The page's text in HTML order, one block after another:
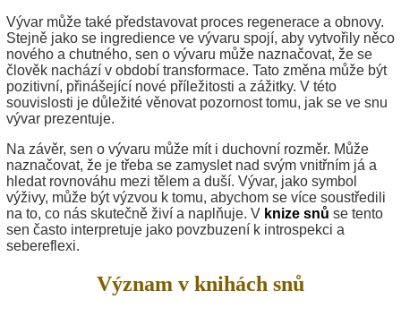
Vývar může také představovat proces regenerace a obnovy.
Stejně jako se ingredience ve vývaru spojí, aby vytvořily něco
nového a chutného, sen o vývaru může naznačovat, že se
člověk nachází v období transformace. Tato změna může být
pozitivní, přinášející nové příležitosti a zážitky. V této
souvislosti je důležité věnovat pozornost tomu, jak se ve snu
vývar prezentuje.
Na závěr, sen o vývaru může mít i duchovní rozměr. Může
naznačovat, že je třeba se zamyslet nad svým vnitřním já a
hledat rovnováhu mezi tělem a duší. Vývar, jako symbol
výživy, může být výzvou k tomu, abychom se více soustředili
na to, co nás skutečně živí a naplňuje. V knize snů se tento
sen často interpretuje jako povzbuzení k introspekci a
sebereflexi.
Význam v knihách snů